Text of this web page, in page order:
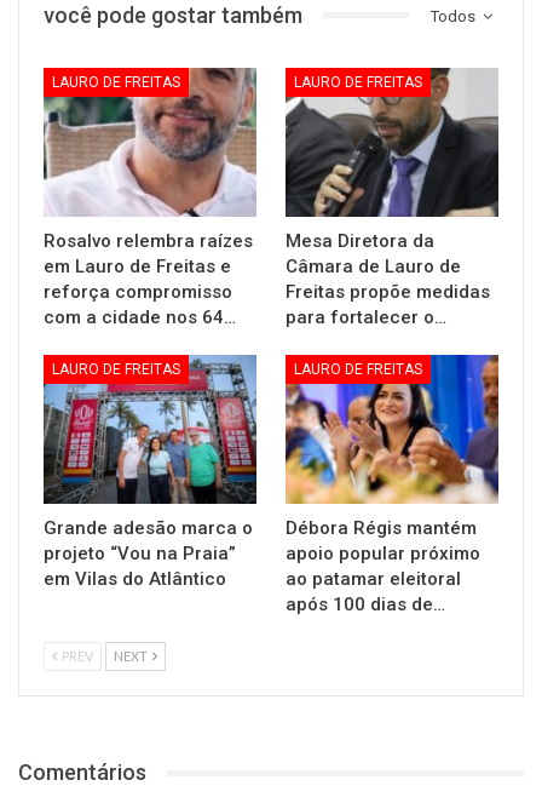
Todos
você pode gostar também
LAURO DE FREITAS
Rosalvo relembra raízes
em Lauro de Freitas e
reforça compromisso
com a cidade nos 64…
LAURO DE FREITAS
Mesa Diretora da
Câmara de Lauro de
Freitas propõe medidas
para fortalecer o…
LAURO DE FREITAS
Grande adesão marca o
projeto “Vou na Praia”
em Vilas do Atlântico
LAURO DE FREITAS
Débora Régis mantém
apoio popular próximo
ao patamar eleitoral
após 100 dias de…
PREV NEXT
Comentários